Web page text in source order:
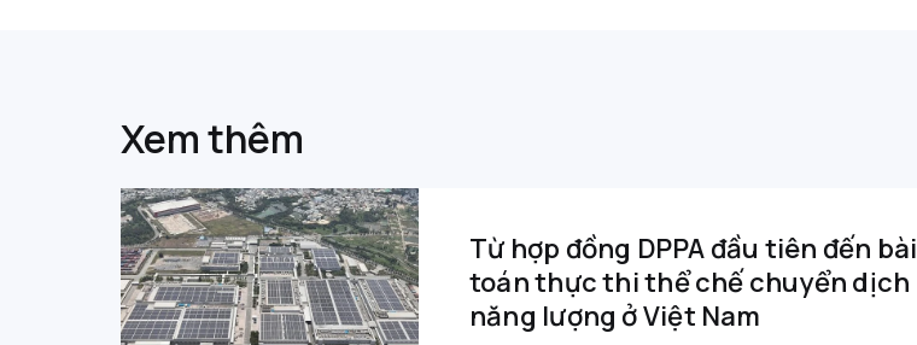
Xem thêm
Từ hợp đồng DPPA đầu tiên đến bài
toán thực thi thể chế chuyển dịch
năng lượng ở Việt Nam